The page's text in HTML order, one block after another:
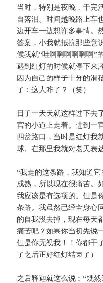
当时，特别是夜晚，干完
自落泪。时间越晚路上车
边开车一边想许多事情。
答案，小我就抵抗那些意
候我就“哇啊啊啊啊啊啊”
遇到红灯的时候就停下来,
因为自己的样子十分的滑
了：这人咋了？（笑）
日子一天天就这样过下去
宫的小道上走着。进到一
四岔路口，当时是红灯我
球。在那里我就对老天表
“我走的这条路，我知道
成熟，所以现在很痛苦。
我应该是有选项的。但是
条路。我虽然已经全身心
的自我没去掉，现在每天
痛苦吧？如果你当初先说
但是你无视我！！你都干
了之后正好红灯结束了）
之后释迦就这么说：“既